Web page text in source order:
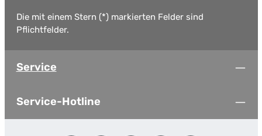
Die mit einem Stern (*) markierten Felder sind
Pflichtfelder.
Service
Service-Hotline